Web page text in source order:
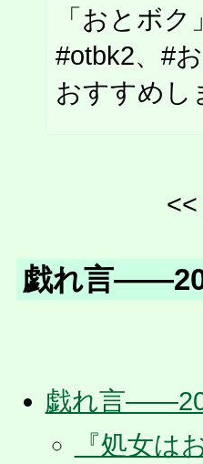
「おとボ
#otbk2、#
おすすめし
戯れ言
戯れ言
『処女は